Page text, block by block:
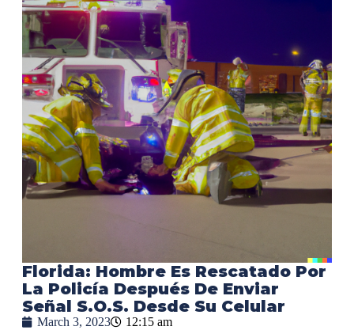
Florida: Hombre Es Rescatado Por
La Policía Después De Enviar
Señal S.O.S. Desde Su Celular
March 3, 2023 12:15 am